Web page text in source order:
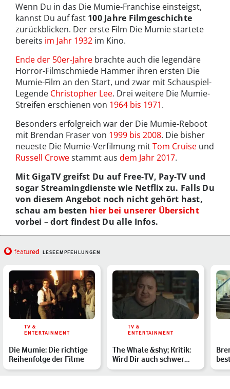
Wenn Du in das Die Mumie-Franchise einsteigst,
kannst Du auf fast 100 Jahre Filmgeschichte
zurückblicken. Der erste Film Die Mumie startete
bereits im Jahr 1932 im Kino.
Ende der 50er-Jahre brachte auch die legendäre
Horror-Filmschmiede Hammer ihren ersten Die
Mumie-Film an den Start, und zwar mit Schauspiel-
Legende Christopher Lee. Drei weitere Die Mumie-
Streifen erschienen von 1964 bis 1971.
Besonders erfolgreich war der Die Mumie-Reboot
mit Brendan Fraser von 1999 bis 2008. Die bisher
neueste Die Mumie-Verfilmung mitTom Cruise und
Russell Crowestammt aus dem Jahr 2017.
Mit GigaTV greifst Du auf Free-TV, Pay-TV und
sogar Streamingdienste wie Netflix zu. Falls Du
von diesem Angebot noch nicht gehört hast,
schau am besten hier bei unserer Übersicht
vorbei – dort findest Du alle Infos.
featured LESEEMPFEHLUNGEN
TV &
ENTERTAINMENT
Die Mumie: Die richtige
Reihenfolge der Filme
TV &
ENTERTAINMENT
The Whale &shy; Kritik:
Wird Dir auch schwer
ums Herz?